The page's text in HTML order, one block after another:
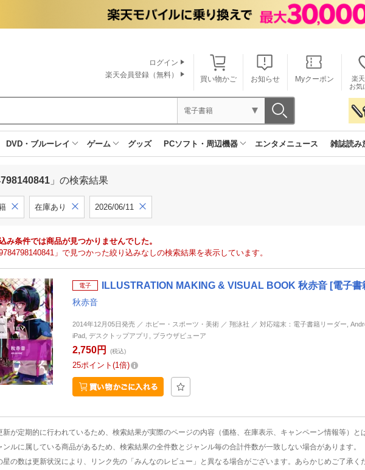
買い物かご お知らせ Myクーポン
楽
お気
ログイン
楽天会員登録（無料）
電子書籍
DVD・ブルーレイ ゲーム グッズ PCソフト・周辺機器 エンタメニュース 雑誌読み
」の検索結果
在庫あり 2026/06/11
み条件では商品が見つかりませんでした。
」で見つかった絞り込みなしの検索結果を表示しています。
電子 ILLUSTRATION MAKING & VISUAL BOOK 秋赤音 [電子書
秋赤音
2014年12月05日発売 ／ ホビー・スポーツ・美術 ／ 翔泳社 ／ 対応端末：電子書籍リーダー,
iPad, デスクトップアプリ, ブラウザビューア
2,750円 (税込)
25ポイント 1倍
が定期的に行われているため、検索結果が実際のページの内容（価格、在庫表示、キャンペーン情報等）と
ルに属している商品があるため、検索結果の全件数とジャンル毎の合計件数が一致しない場合があります。
の数は更新状況により、リンク先の「みんなのレビュー」と異なる場合がございます。あらかじめご了承く